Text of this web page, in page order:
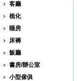
客廳
梳化
睡房
床褥
飯廳
書房/辦公室
小型傢俱